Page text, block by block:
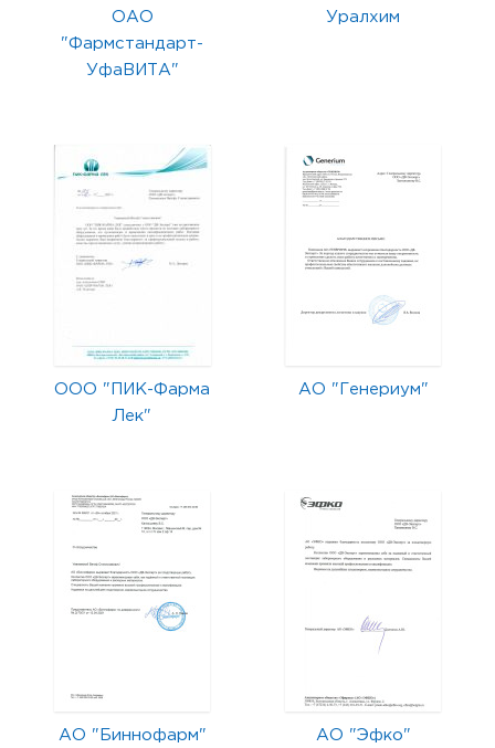
ОАО
"Фармстандарт-
УфаВИТА"
Уралхим
ООО "ПИК-Фарма
Лек"
АО "Генериум"
АО "Биннофарм" АО "Эфко"